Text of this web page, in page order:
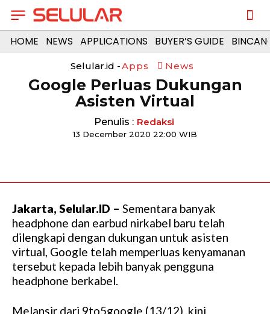
HOME NEWS APPLICATIONS BUYER’S GUIDE
Selular.id -Apps News
Google Perluas Dukungan
Asisten Virtual
Penulis : Redaksi
13 December 2020 22:00 WIB
Jakarta, Selular.ID – Sementara banyak
headphone dan earbud nirkabel baru telah
dilengkapi dengan dukungan untuk asisten
virtual, Google telah memperluas kenyamanan
tersebut kepada lebih banyak pengguna
headphone berkabel.
Melansir dari 9to5google (13/12), kini